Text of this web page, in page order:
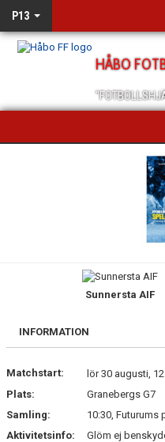
P13
HÅBO
BILDGALLERI
KONTAKT
Sunnersta AIF
INFORMATION
Matchstart:
lör 30 augusti,
Plats:
Granebergs G7
Samling:
10:30, Futurums
Aktivitetsinfo:
Glöm ej